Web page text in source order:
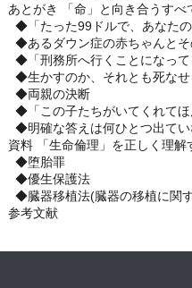
あとがき 「命」と向き合うすべ
◆「たった99ドルで、あなたの
◆あるダウン症の赤ちゃんとそ
◆「刑務所へ行くことになって
◆生かすのか、それとも死な
◆両親の決断
◆「この子たちがいてくれてほ
◆明確な答えは何ひとつ出て
資料 「生命倫理」を正しく理解
◆堕胎罪
◆優生保護法
◆臓器移植法(臓器の移植に関
参考文献